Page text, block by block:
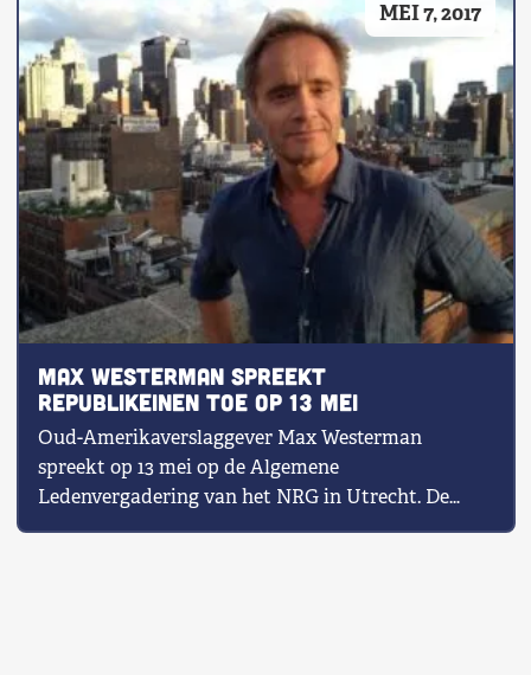
Shop
Contact
Voor leden
Word Lid
MEI 7, 2017
Max Westerman spreekt
republikeinen toe op 13 mei
Oud-Amerikaverslaggever Max Westerman
spreekt op 13 mei op de Algemene
Ledenvergadering van het NRG in Utrecht. De
journalist en schrijver […]